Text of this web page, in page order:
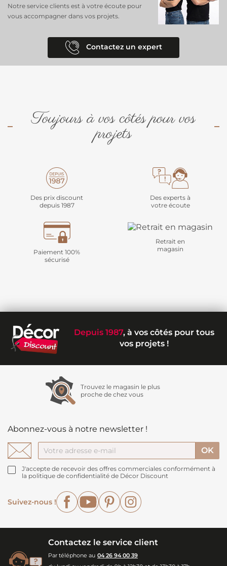
Notre service clients est à votre écoute pour
vous accompagner dans vos projets.
Contactez un expert
Toujours à vos côtés pour vos
projets
Des prix discount
depuis 1987
Des experts à
votre écoute
Paiement 100%
sécurisé
Retrait en
magasin
Depuis 1987, à vos côtés pour tous
vos projets !
Trouvez le magasin le plus
proche de chez vous
Abonnez-vous à notre newsletter !
J'accepte de recevoir des offres commerciales conformément à
la politique de confidentialité de Décor Discount
Suivez-nous !
FacebookYouTubePinterest
Contactez le service client
Par téléphone au 04 26 94 00 39